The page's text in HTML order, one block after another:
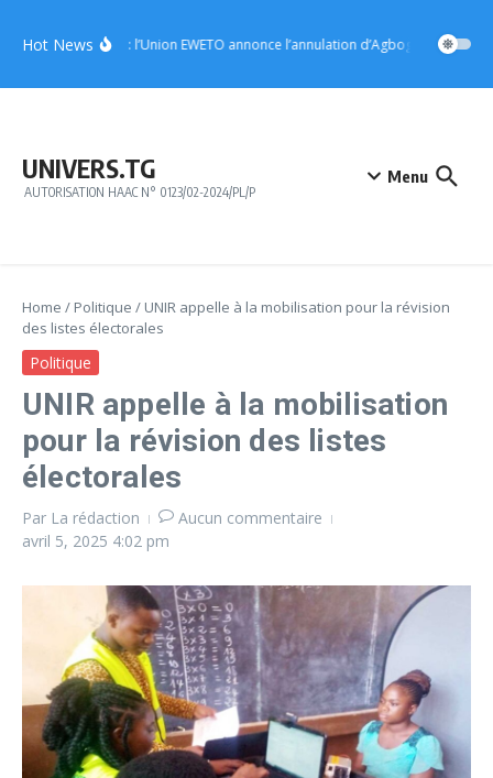
Hot NewsNotsè : l’Union EWETO annonce l’annulation d’Agbogboza 2026
UNIVERS.TG
AUTORISATION HAAC N° 0123/02-2024/PL/P
Menu
Home / Politique / UNIR appelle à la mobilisation pour la révision
des listes électorales
Politique
UNIR appelle à la mobilisation
pour la révision des listes
électorales
Par La rédaction
Aucun commentaire
avril 5, 2025 4:02 pm